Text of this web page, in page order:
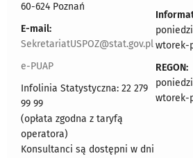
60-624 Poznań
E-mail:
SekretariatUSPOZ@stat.gov.pl
e-PUAP
Infolinia Statystyczna: 22 279
99 99
(opłata zgodna z taryfą
operatora)
Konsultanci są dostępni w dni
wtorek-
REGON:
wtorek-